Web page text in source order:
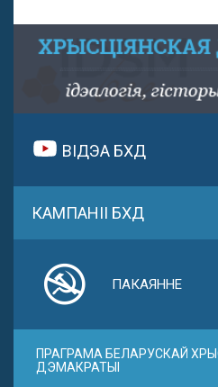
ВІДЭА БХД
КАМПАНІІ БХД
ПАКАЯННЕ
ПРАГРАМА БЕЛАРУСКАЙ
ДЭМАКРАТЫІ